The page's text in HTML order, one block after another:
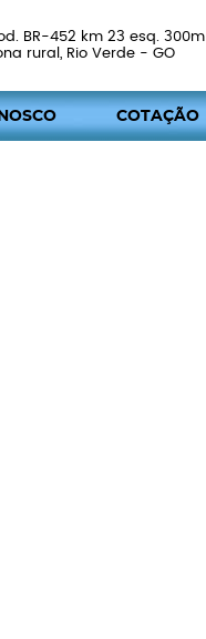
BR-452 km 23 esq. 300m
rural, Rio Verde - GO
COTAÇÃO